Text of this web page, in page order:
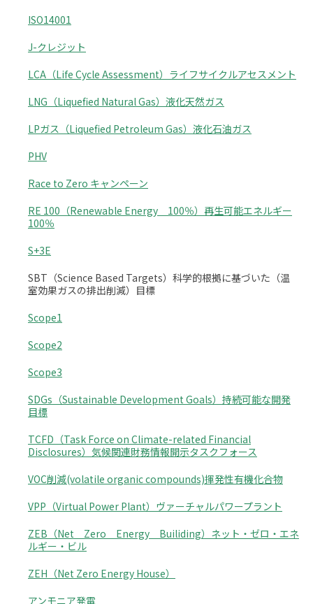
ISO14001
J-クレジット
LCA（Life Cycle Assessment）ライフサイクルアセスメント
LNG（Liquefied Natural Gas）液化天然ガス
LPガス（Liquefied Petroleum Gas）液化石油ガス
PHV
Race to Zero キャンペーン
RE 100（Renewable Energy 100％）再生可能エネルギー
100％
S+3E
SBT（Science Based Targets）科学的根拠に基づいた（温
室効果ガスの排出削減）目標
Scope1
Scope2
Scope3
SDGs（Sustainable Development Goals）持続可能な開発
目標
TCFD（Task Force on Climate-related Financial
Disclosures）気候関連財務情報開示タスクフォース
VOC削減(volatile organic compounds)揮発性有機化合物
VPP（Virtual Power Plant）ヴァーチャルパワープラント
ZEB（Net Zero Energy Builiding）ネット・ゼロ・エネ
ルギー・ビル
ZEH（Net Zero Energy House）
アンモニア発電